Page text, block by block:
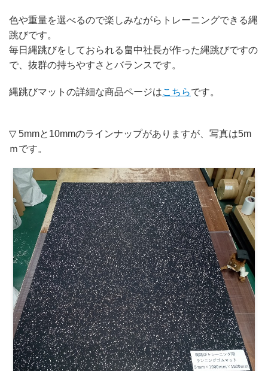
色や重量を選べるので楽しみながらトレーニングできる縄
跳びです。
毎日縄跳びをしておられる畠中社長が作った縄跳びですの
で、抜群の持ちやすさとバランスです。
縄跳びマットの詳細な商品ページはこちらです。
▽ 5mmと10mmのラインナップがありますが、写真は5m
ｍです。